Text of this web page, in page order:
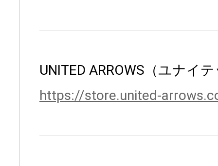
UNITED ARROWS（ユナイ
https://store.united-